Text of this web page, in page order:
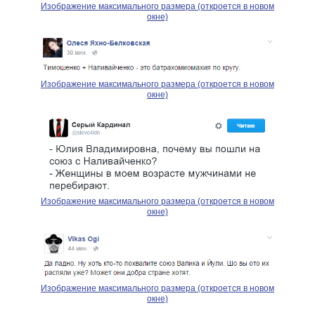
Изображение максимального размера (откроется в новом
окне)
Изображение максимального размера (откроется в новом
окне)
Изображение максимального размера (откроется в новом
окне)
Изображение максимального размера (откроется в новом
окне)